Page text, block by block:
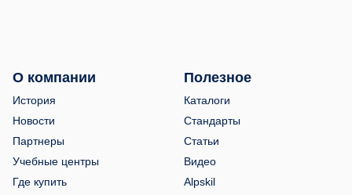
О компании
История
Новости
Партнеры
Учебные центры
Где купить
Полезное
Каталоги
Стандарты
Статьи
Видео
Alpskil